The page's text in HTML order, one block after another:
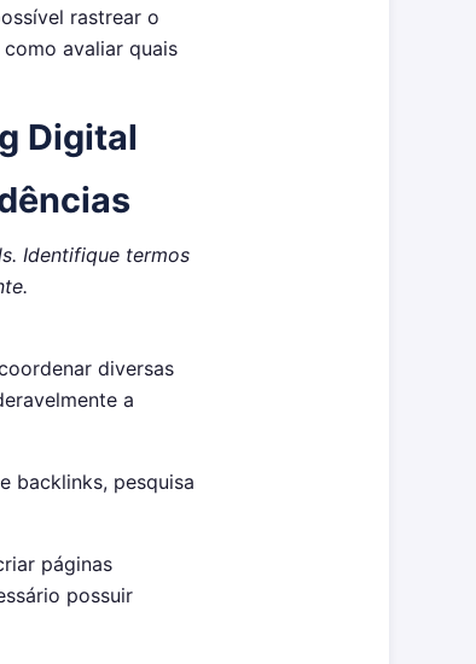
rastrear o
avaliar quais
Digital
Identifique termos
diversas
a
backlinks, pesquisa
páginas
possuir